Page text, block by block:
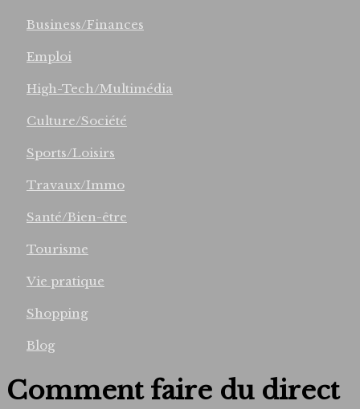
Business/Finances
Emploi
High-Tech/Multimédia
Culture/Société
Sports/Loisirs
Travaux/Immo
Santé/Bien-être
Tourisme
Vie pratique
Shopping
Blog
Comment faire du direct